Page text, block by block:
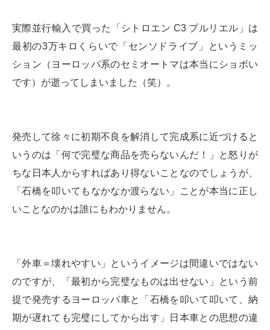
実際並行輸入で買った「シトロエン C3 プルリエル」は
最初の3万キロくらいで「センソドライブ」というミッ
ション（ヨーロッパ系のセミオートマは本当にショボい
です）が逝ってしまいました（笑）。
発売して徐々に初期不良を解消して完成系に近づけると
いうのは「何で完璧な商品を売らないんだ！」と怒りが
ちな日本人からすればあり得ないことなのでしょうが、
「石橋を叩いてもなかなか渡らない」ことが本当に正し
いことなのかは誰にもわかりません。
「外車＝壊れやすい」というイメージは間違いではない
のですが、「最初から完璧なものは出せない」という前
提で発売するヨーロッパ車と「石橋を叩いて叩いて、納
期が遅れても完璧にしてから出す」日本車との思想の違